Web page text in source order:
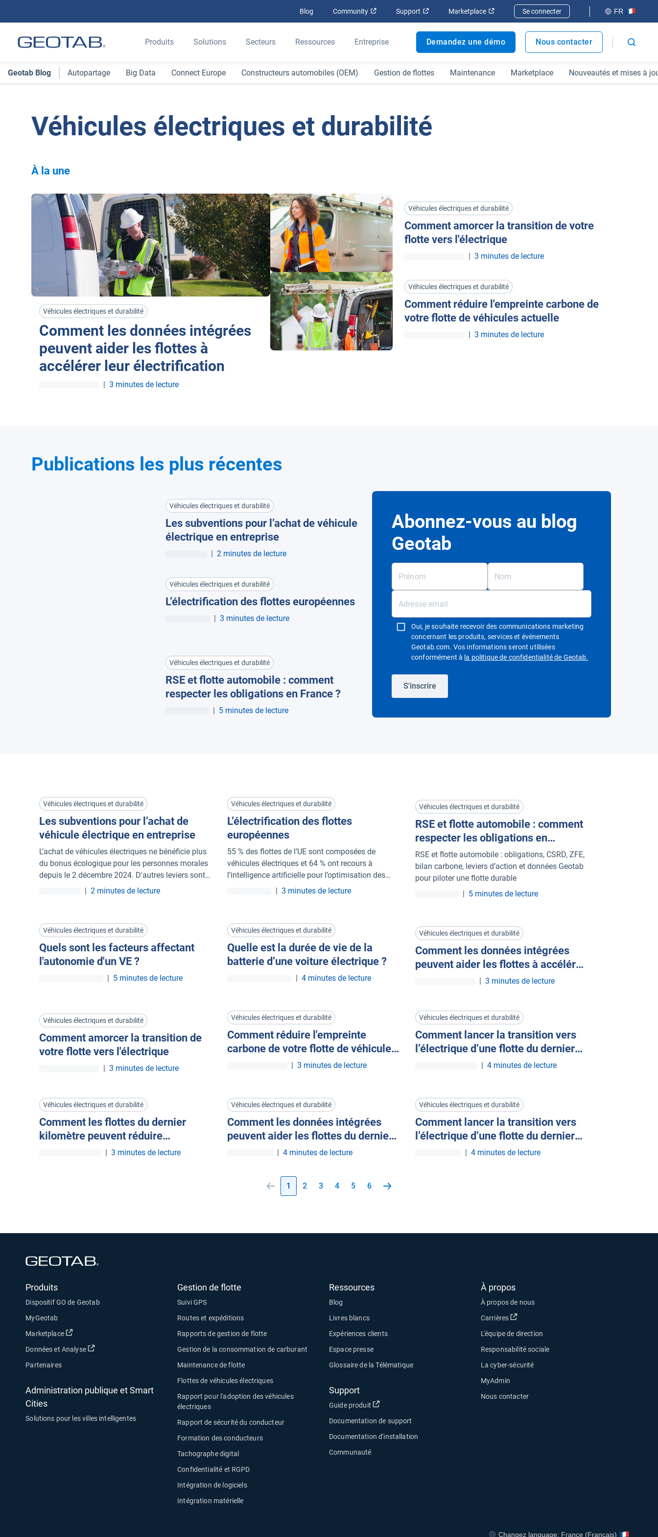
Blog Community Ouvrir dans une nouvelle fenêtre
Support Ouvrir dans une nouvelle fenêtre
Marketplace Ouvrir dans une nouvelle fenêtre
Se connecter FR
Produits Solutions Secteurs Ressources Entreprise Demandez une démo Nous contacter
Geotab Blog Autopartage Big Data Connect Europe Constructeurs automobiles (OEM) Gestion de flottes Maintenance Marketplace Nouveautés et mises à
Véhicules électriques et durabilité
À la une
Véhicules électriques et durabilité
Comment les données intégrées
peuvent aider les flottes à
accélérer leur électrification
| 3 minutes de lecture
Véhicules électriques et durabilité
Comment amorcer la transition de votre
flotte vers l'électrique
| 3 minutes de lecture
Véhicules électriques et durabilité
Comment réduire l'empreinte carbone de
votre flotte de véhicules actuelle
| 3 minutes de lecture
Publications les plus récentes
Véhicules électriques et durabilité
Les subventions pour l’achat de véhicule
électrique en entreprise
| 2 minutes de lecture
Véhicules électriques et durabilité
L’électrification des flottes européennes
| 3 minutes de lecture
Véhicules électriques et durabilité
RSE et flotte automobile : comment
respecter les obligations en France ?
| 5 minutes de lecture
Abonnez-vous au blog
Geotab
Oui, je souhaite recevoir des communications marketing
concernant les produits, services et événements
Geotab.com. Vos informations seront utilisées
conformément à la politique de confidentialité de Geotab.
S'inscrire
Véhicules électriques et durabilité
Les subventions pour l’achat de
véhicule électrique en entreprise
L’achat de véhicules électriques ne bénéficie plus
du bonus écologique pour les personnes morales
depuis le 2 décembre 2024. D'autres leviers sont à
| 2 minutes de lecture
Véhicules électriques et durabilité
L’électrification des flottes
européennes
55 % des flottes de l’UE sont composées de
véhicules électriques et 64 % ont recours à
l’intelligence artificielle pour l’optimisation des
itinéraires afin d’atteindre les objectifs de
| 3 minutes de lecture
Véhicules électriques et durabilité
RSE et flotte automobile : comment
respecter les obligations en
France ?
RSE et flotte automobile : obligations, CSRD, ZFE,
bilan carbone, leviers d’action et données Geotab
pour piloter une flotte durable
| 5 minutes de lecture
Véhicules électriques et durabilité
Quels sont les facteurs affectant
l'autonomie d'un VE ?
| 5 minutes de lecture
Véhicules électriques et durabilité
Quelle est la durée de vie de la
batterie d’une voiture électrique ?
| 4 minutes de lecture
Véhicules électriques et durabilité
Comment les données intégrées
peuvent aider les flottes à accélérer
leur électrification
| 3 minutes de lecture
Véhicules électriques et durabilité
Comment amorcer la transition de
votre flotte vers l'électrique
| 3 minutes de lecture
Véhicules électriques et durabilité
Comment réduire l'empreinte
carbone de votre flotte de véhicules
| 3 minutes de lecture
Véhicules électriques et durabilité
Comment lancer la transition vers
l’électrique d’une flotte du dernier
| 4 minutes de lecture
Véhicules électriques et durabilité
Comment les flottes du dernier
kilomètre peuvent réduire
l’empreinte carbone de leurs
| 3 minutes de lecture
Véhicules électriques et durabilité
Comment les données intégrées
peuvent aider les flottes du dernier
kilomètre à adopter 100 % de VE
| 4 minutes de lecture
Véhicules électriques et durabilité
Comment lancer la transition vers
l’électrique d’une flotte du dernier
| 4 minutes de lecture
1 2 3 4 5 6
Produits
Dispositif GO de Geotab
MyGeotab
Marketplace
Ouvrir dans une nouvelle fenêtre
Données et Analyse Ouvrir dans une nouvelle fenêtre
Partenaires
Administration publique et Smart
Cities
Solutions pour les villes intelligentes
Gestion de flotte
Suivi GPS
Routes et expéditions
Rapports de gestion de flotte
Gestion de la consommation de carburant
Maintenance de flotte
Flottes de véhicules électriques
Rapport pour l'adoption des véhicules
électriques
Rapport de sécurité du conducteur
Formation des conducteurs
Tachographe digital
Confidentialité et RGPD
Intégration de logiciels
Intégration matérielle
Ressources
Blog
Livres blancs
Expériences clients
Espace presse
Glossaire de la Télématique
Support
Guide produit Ouvrir dans une nouvelle fenêtre
Documentation de support
Documentation d'installation
Communauté
À propos
À propos de nous
Carrières
Ouvrir dans une nouvelle fenêtre
L'équipe de direction
Responsabilité sociale
La cyber-sécurité
MyAdmin
Nous contacter
Changez language: France (Français)